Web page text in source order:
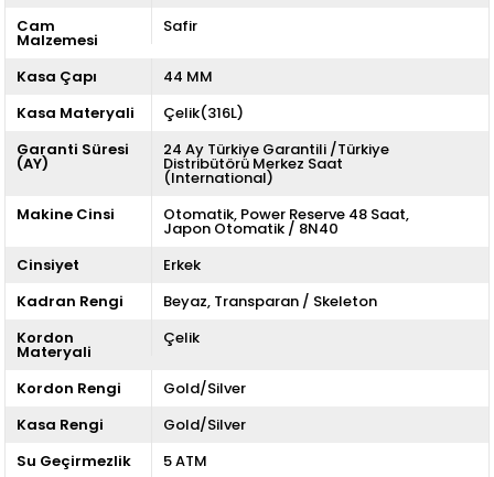
Cam
Malzemesi
Safir
Kasa Çapı
44 MM
Kasa Materyali
Çelik(316L)
Garanti Süresi
(AY)
24 Ay Türkiye Garantili /Türkiye
Distribütörü Merkez Saat
(International)
Makine Cinsi
Otomatik Power Reserve 48 Saat
Japon Otomatik / 8N40
Cinsiyet
Erkek
Kadran Rengi
Beyaz Transparan / Skeleton
Kordon
Materyali
Çelik
Kordon Rengi
Gold/Silver
Kasa Rengi
Gold/Silver
Su Geçirmezlik
5 ATM